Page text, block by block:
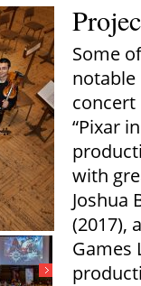
Some
concert
“Pixar
with
Joshua
(2017),
Games